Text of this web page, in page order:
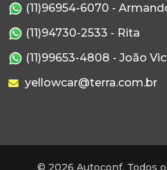
(11)96954-6070 -
(11)94730-2533 - Rita
(11)99653-4808 - João
yellowcar@terra.com.br
© 2026 Autoconf. Todos